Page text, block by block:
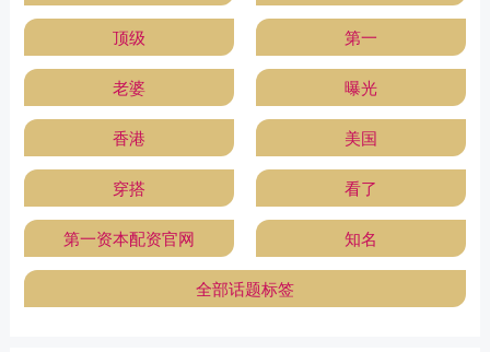
顶级 第一
老婆 曝光
香港 美国
穿搭 看了
第一资本配资官网 知名
全部话题标签